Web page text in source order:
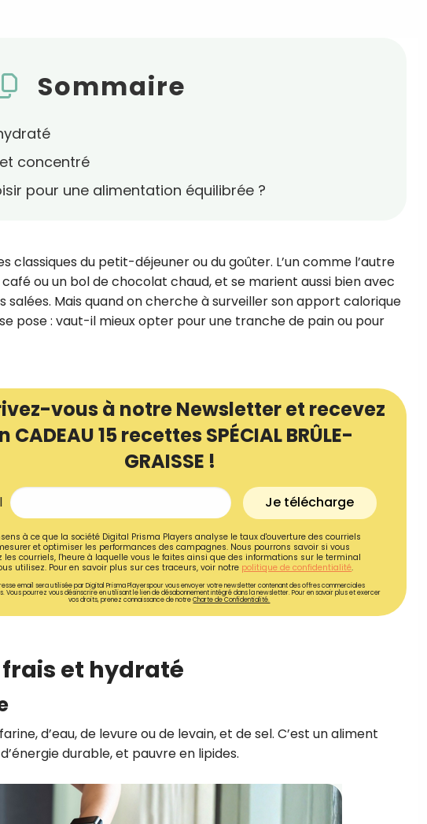
Sommaire
concentré
pour une alimentation équilibrée ?
classiques du petit-déjeuner ou du goûter. L’un comme l’autre
ou un bol de chocolat chaud, et se marient aussi bien avec
salées. Mais quand on cherche à surveiller son apport calorique
pose : vaut-il mieux opter pour une tranche de pain ou pour
vous à notre Newsletter et recevez
CADEAU 15 recettes SPÉCIAL BRÛLE-
GRAISSE !
Je télécharge
à ce que la société Digital Prisma Players analyse le taux d'ouverture des courriels
et optimiser les performances des campagnes. Nous pourrons savoir si vous
les courriels, l'heure à laquelle vous le faites ainsi que des informations sur le terminal
utilisez. Pour en savoir plus sur ces traceurs, voir notre politique de confidentialité.
email sera utilisée par Digital Prisma Playerspour vous envoyer votre newsletter contenant des offres commerciales
Vous pourrez vous désinscrire en utilisant le lien de désabonnement intégré dans la newsletter. Pour en savoir plus et exercer
vos droits, prenez connaissance de notreCharte de Confidentialité.
et hydraté
d’eau, de levure ou de levain, et de sel. C’est un aliment
durable, et pauvre en lipides.
Recevez gratuitement 180
recettes inédites de CROQ
!
Ainsi que la newsletter promotionnelle de